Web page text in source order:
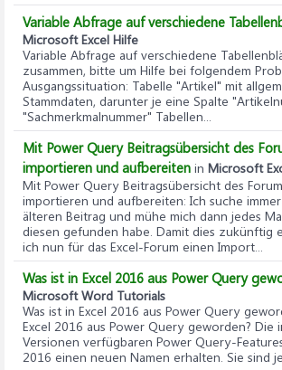
Variable Abfrage auf verschiedene
Microsoft Excel Hilfe
Variable Abfrage auf verschiedene
zusammen, bitte um Hilfe bei folgendem
Ausgangssituation: Tabelle "Artikel" mit
Stammdaten, darunter je eine Spalte
"Sachmerkmalnummer" Tabellen...
Mit Power Query Beitragsübersicht des
importieren und aufbereiten in Microsoft
Mit Power Query Beitragsübersicht des
importieren und aufbereiten: Ich suche
älteren Beitrag und mühe mich dann jedes
diesen gefunden habe. Damit dies zukünftig
ich nun für das Excel-Forum einen Import...
Was ist in Excel 2016 aus Power Query
Microsoft Word Tutorials
Was ist in Excel 2016 aus Power Query
Excel 2016 aus Power Query geworden? Die
Versionen verfügbaren Power Query-
2016 einen neuen Namen erhalten. Sie sind